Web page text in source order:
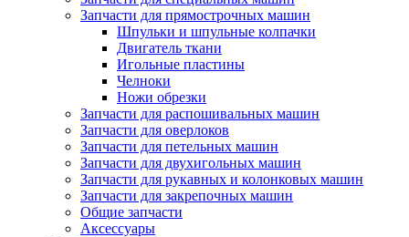
Запчасти для прямострочных машин
Шпульки и шпульные колпачки
Двигатель ткани
Игольные пластины
Челноки
Ножи обрезки
Запчасти для распошивальных машин
Запчасти для оверлоков
Запчасти для петельных машин
Запчасти для двухигольных машин
Запчасти для рукавных и колонковых машин
Запчасти для закрепочных машин
Общие запчасти
Аксессуары